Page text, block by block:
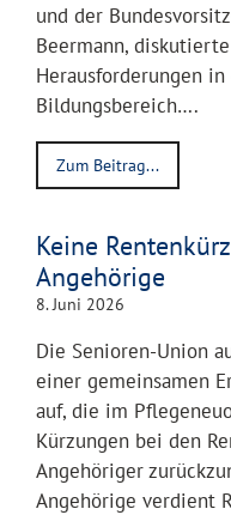
und der
Beermann,
Herausforderungen
Bildungsbereich….
Zum Beitrag...
Keine
Angehörige
8. Juni 2026
Die Senioren-Union
einer gemeinsamen
auf, die im
Kürzungen bei den
Angehöriger
Angehörige verdient